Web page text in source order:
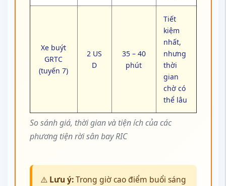
So sánh giá, thời gian và tiện ích của các
phương tiện rời sân bay RIC
Xe buýt
GRTC
(tuyến 7)
2 US
D
35 – 40
phút
Tiết
kiệm
nhất,
nhưng
thời
gian
chờ có
thể lâu
⚠️ Lưu ý:Trong giờ cao điểm buổi sáng